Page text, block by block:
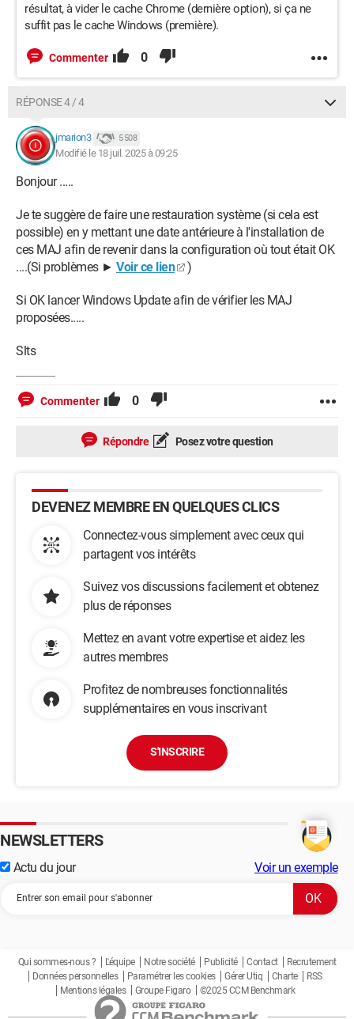
résultat, à vider le cache Chrome (dernière option), si ça ne
suffit pas le cache Windows (première).
Commenter 0
RÉPONSE 4 / 4
jmarion3 5 508
Modifié le 18 juil. 2025 à 09:25
Bonjour .....
Je te suggère de faire une restauration système (si cela est
possible) en y mettant une date antérieure à l'installation de
ces MAJ afin de revenir dans la configuration où tout était OK
....(Si problèmes ► Voir ce lien )
Si OK lancer Windows Update afin de vérifier les MAJ
proposées.....
Slts
Commenter 0
Répondre Posez votre question
DEVENEZ MEMBRE EN QUELQUES CLICS
Connectez-vous simplement avec ceux qui
partagent vos intérêts
Suivez vos discussions facilement et obtenez
plus de réponses
Mettez en avant votre expertise et aidez les
autres membres
Profitez de nombreuses fonctionnalités
supplémentaires en vous inscrivant
S'INSCRIRE
NEWSLETTERS
Actu du jour Voir un exemple
Qui sommes-nous ? L'équipe Notre société Publicité Contact
Recrutement
Données personnelles
Paramétrer les cookies Gérer Utiq Charte
RSS
Mentions légales
Groupe Figaro ©2025 CCM Benchmark